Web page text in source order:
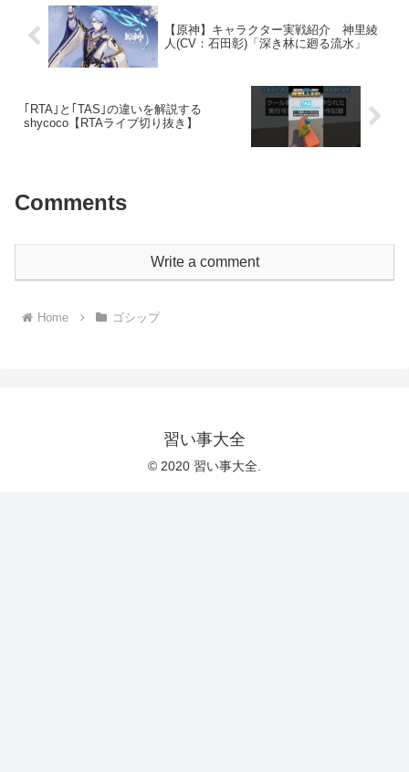
【原神】キャラクター実戦紹介 神里綾
人(CV：石田彰)「深き林に廻る流水」
｢RTA｣と｢TAS｣の違いを解説する
shycoco【RTAライブ切り抜き】
Comments
Write a comment
Home ゴシップ
習い事大全
© 2020 習い事大全.